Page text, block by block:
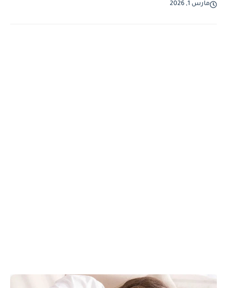
مارس 1, 2026